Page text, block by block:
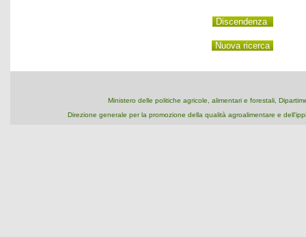
Ministero delle politiche agricole, alimentari e forestali,
Direzione generale per la promozione della qualità agroalimentare e